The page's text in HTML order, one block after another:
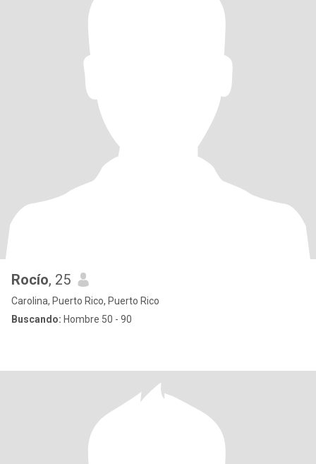
Rocío, 25
Carolina, Puerto Rico, Puerto Rico
Buscando: Hombre 50 - 90